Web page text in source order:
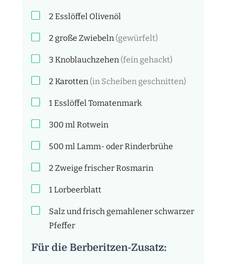
2 Esslöffel Olivenöl
2 große Zwiebeln (gewürfelt)
3 Knoblauchzehen (fein gehackt)
2 Karotten (in Scheiben geschnitten)
1EsslöffelTomatenmark
300mlRotwein
500mlLamm- oder Rinderbrühe
2 Zweige frischer Rosmarin
1Lorbeerblatt
Salz und frisch gemahlener schwarzer
Pfeffer
Für die Berberitzen-Zusatz: